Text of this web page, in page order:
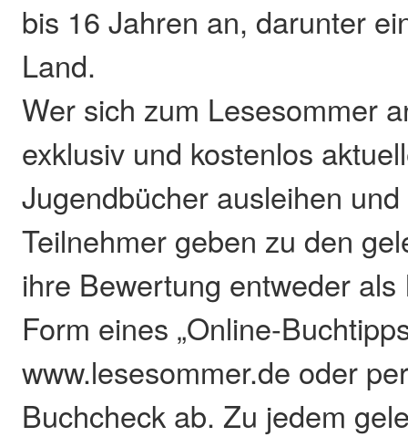
bis 16 Jahren an, darunter
Land.
Wer sich zum Lesesommer
exklusiv und kostenlos
Jugendbücher ausleihen
Teilnehmer geben zu den
ihre Bewertung entweder
Form eines „Online-
www.lesesommer.de oder
Buchcheck ab. Zu jedem